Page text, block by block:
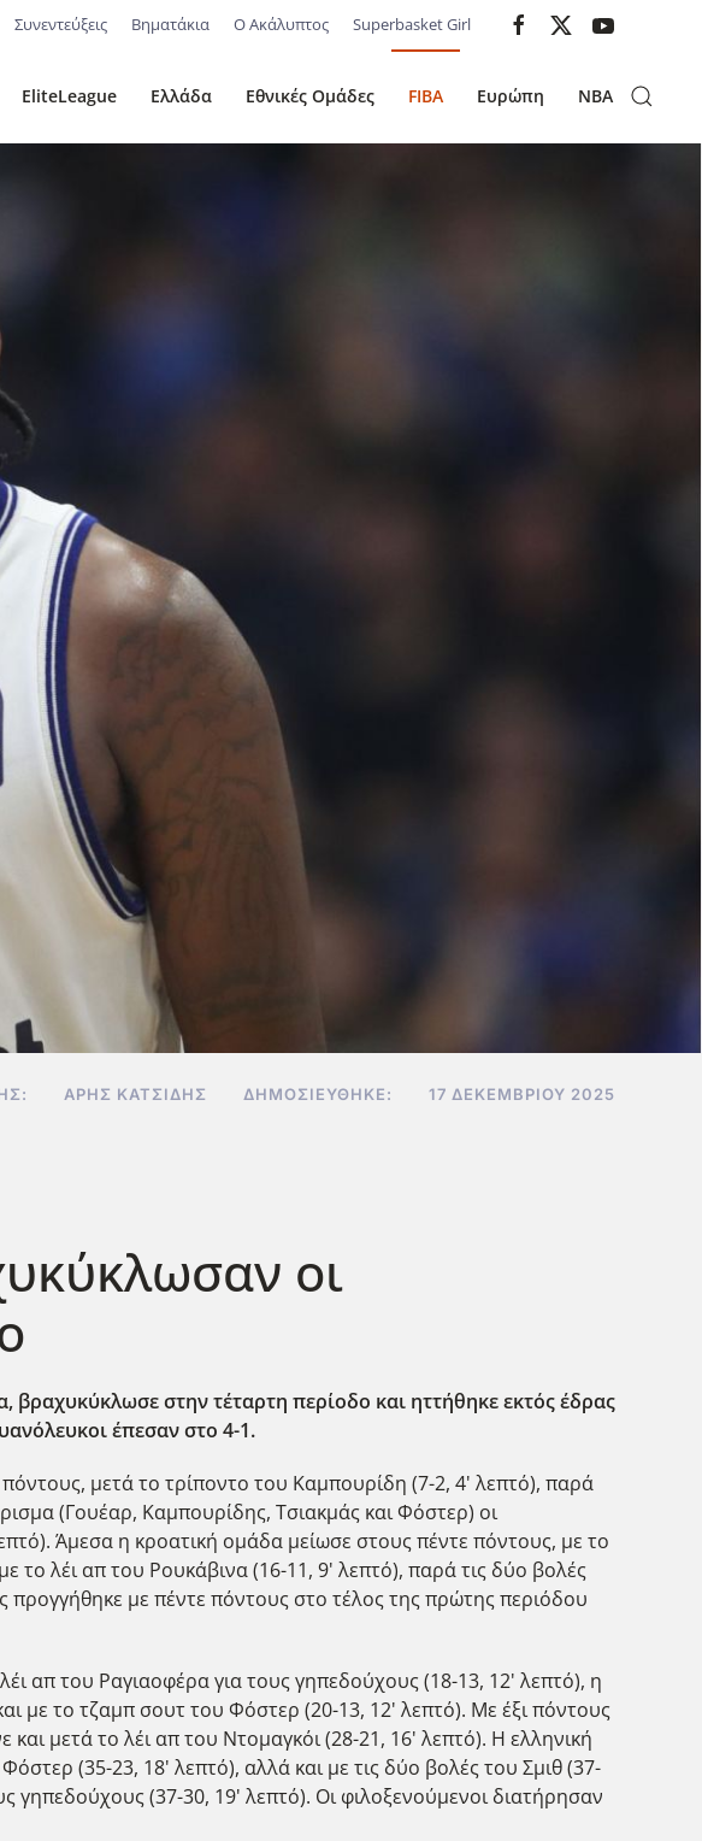
Συνεντεύξεις Βηματάκια Ο Ακάλυπτος Superbasket Girl
EliteLeague Ελλάδα Εθνικές Ομάδες FIBA Ευρώπη NBA
ΆΡΗΣ ΚΑΤΣΊΔΗΣ ΔΗΜΟΣΙΕΎΘΗΚΕ: 17 ΔΕΚΕΜΒΡΊΟΥ 2025
οι
στην τέταρτη περίοδο και ηττήθηκε εκτός έδρας
έπεσαν στο 4-1.
μετά το τρίποντο του Καμπουρίδη (7-2, 4' λεπτό), παρά
(Γουέαρ, Καμπουρίδης, Τσιακμάς και Φόστερ) οι
Άμεσα η κροατική ομάδα μείωσε στους πέντε πόντους, με το
το λέι απ του Ρουκάβινα (16-11, 9' λεπτό), παρά τις δύο βολές
με πέντε πόντους στο τέλος της πρώτης περιόδου
απ του Ραγιαοφέρα για τους γηπεδούχους (18-13, 12' λεπτό), η
με το τζαμπ σουτ του Φόστερ (20-13, 12' λεπτό). Με έξι πόντους
μετά το λέι απ του Ντομαγκόι (28-21, 16' λεπτό). Η ελληνική
(35-23, 18' λεπτό), αλλά και με τις δύο βολές του Σμιθ (37-
γηπεδούχους (37-30, 19' λεπτό). Οι φιλοξενούμενοι διατήρησαν